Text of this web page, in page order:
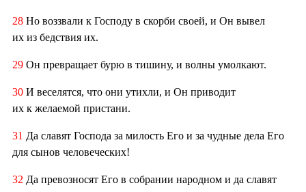
28 Но воззвали к Господу в скорби своей, и Он вывел
их из бедствия их.
29 Он превращает бурю в тишину, и волны умолкают.
30 И веселятся, что они утихли, и Он приводит
их к желаемой пристани.
31 Да славят Господа за милость Его и за чудные дела Его
для сынов человеческих!
32 Да превозносят Его в собрании народном и да славят